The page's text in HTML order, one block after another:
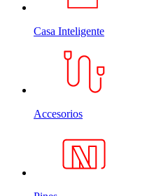
Casa Inteligente
Accesorios